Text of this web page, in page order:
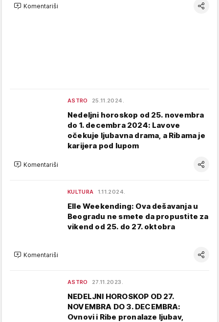
Komentariši
ASTRO 25.11.2024.
Nedeljni horoskop od 25. novembra
do 1. decembra 2024: Lavove
očekuje ljubavna drama, a Ribama je
karijera pod lupom
Komentariši
KULTURA 1.11.2024.
Elle Weekending: Ova dešavanja u
Beogradu ne smete da propustite za
vikend od 25. do 27. oktobra
Komentariši
ASTRO 27.11.2023.
NEDELJNI HOROSKOP OD 27.
NOVEMBRA DO 3. DECEMBRA:
Ovnovi i Ribe pronalaze ljubav,